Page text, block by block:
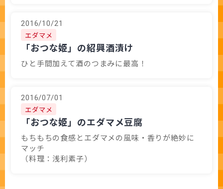
2016/10/21
エダマメ
「おつな姫」の紹興酒漬け
ひと手間加えて酒のつまみに最高！
2016/07/01
エダマメ
「おつな姫」のエダマメ豆腐
もちもちの食感とエダマメの風味・香りが絶妙に
マッチ
（料理：浅利素子）